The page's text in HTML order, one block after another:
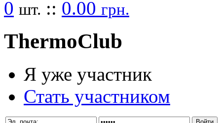
0 шт. :: 0.00 грн.
ThermoClub
Я уже участник
Стать участником